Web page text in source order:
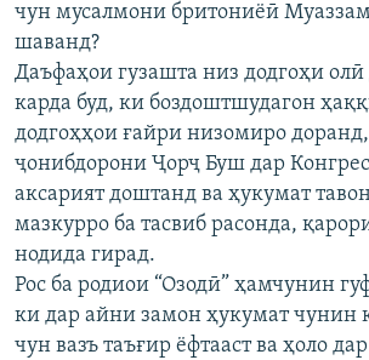
чун мусалмони бритониёӣ Муаззам
шаванд?
Даъфаҳои гузашта низ додгоҳи
карда буд, ки боздоштшудагон
додгоҳҳои ғайри низомиро
ҷонибдорони Ҷорҷ Буш дар
аксарият доштанд ва ҳукумат
мазкурро ба тасвиб расонда,
нодида гирад.
Рос ба родиои “Озодӣ” ҳамчунин
ки дар айни замон ҳукумат
чун вазъ таъғир ёфтааст ва ҳоло